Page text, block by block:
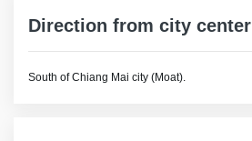
Direction from city center
South of Chiang Mai city (Moat).